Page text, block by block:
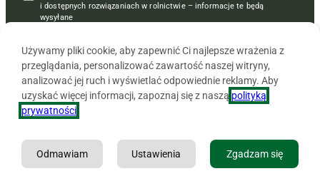
i dostępnych rozwiązaniach w rolnictwie – informacje te będą
wysyłane
Copyright © 2026 Agencja Promocji Rolnictwa i Agrobiznesu APRA
Używamy pliki cookie, aby zapewnić Ci najlepsze wrażenia z
przeglądania, personalizować zawartość naszej witryny,
analizować jej ruch i wyświetlać odpowiednie reklamy. Aby
uzyskać więcej informacji, zapoznaj się z naszą polityką
prywatności
Zgadzam się
Ustawienia
Odmawiam